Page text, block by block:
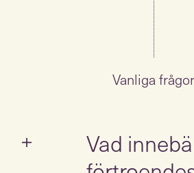
Vanliga frågor
Vad